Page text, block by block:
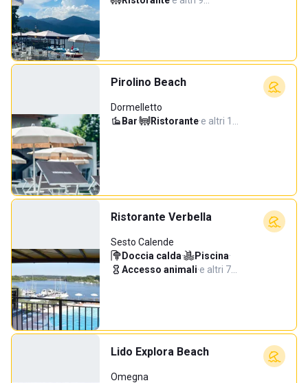
Pirolino Beach
Dormelletto
Bar· Ristorante·e altri 1…
Ristorante Verbella
Sesto Calende
Doccia calda· Piscina·
Accesso animali·e altri 7…
Lido Explora Beach
Omegna